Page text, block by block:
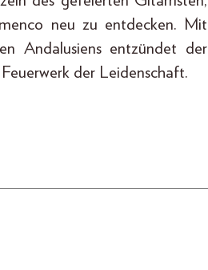
neu zu entdecken. Mit
Andalusiens entzündet der
der Leidenschaft.